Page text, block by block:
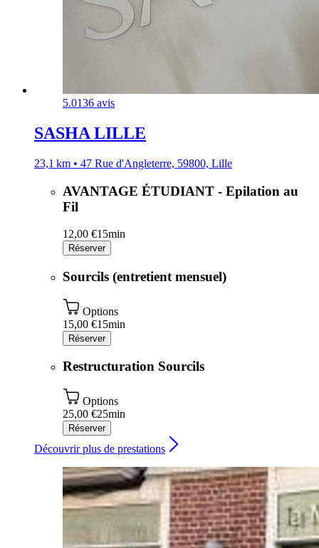
5.0136 avis
SASHA LILLE
23,1 km • 47 Rue d'Angleterre, 59800, Lille
AVANTAGE ÉTUDIANT - Epilation au
Fil
12,00 €15min
Réserver
Sourcils (entretient mensuel)
Options
15,00 €15min
Réserver
Restructuration Sourcils
Options
25,00 €25min
Réserver
Découvrir plus de prestations